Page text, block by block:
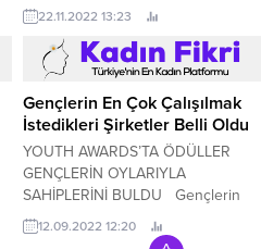
Gençler Kategoris”inde Türkiye
şampiyonu oldu Ege Üniversitesi
Sağlık Bilimleri Fakültesi Fizyoterapi
ve Rehabilitasyon Bölümü
öğrencisi Muhammet Atakan Altun
“Vücut Geliştirme Gençler
Kategoris”inde Türkiye şampiyonu
oldu.
22.11.2022 13:23
Gençlerin En Çok Çalışılmak
İstedikleri Şirketler Belli Oldu
YOUTH AWARDS’TA ÖDÜLLER
GENÇLERİN OYLARIYLA
SAHİPLERİNİ BULDU Gençlerin
kariyer platformu Youthall’un
ikincisini gerçekleştirdiği Youth
12.09.2022 12:20